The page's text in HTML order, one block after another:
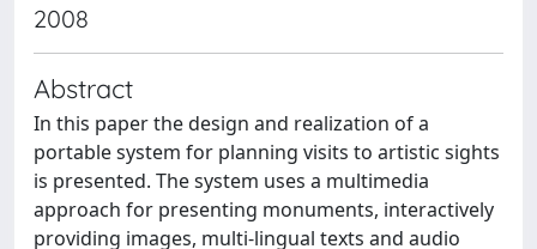
2008
Abstract
In this paper the design and realization of a
portable system for planning visits to artistic sights
is presented. The system uses a multimedia
approach for presenting monuments, interactively
providing images, multi-lingual texts and audio